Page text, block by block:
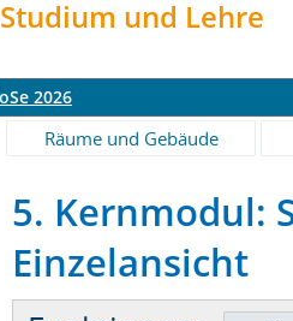
und Lehre
2026
Räume und Gebäude
5. Kernmodul:
Einzelansicht